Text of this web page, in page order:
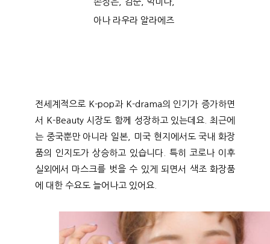
아나 라우라 알라에즈
전세계적으로 K-pop과 K-drama의 인기가 증가하면
서 K-Beauty 시장도 함께 성장하고 있는데요. 최근에
는 중국뿐만 아니라 일본, 미국 현지에서도 국내 화장
품의 인지도가 상승하고 있습니다. 특히 코로나 이후
실외에서 마스크를 벗을 수 있게 되면서 색조 화장품
에 대한 수요도 늘어나고 있어요.